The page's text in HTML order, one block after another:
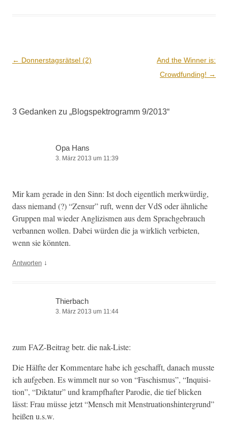
Beitrags-
← Donnerstagsrätsel (2)
And the Winner is:
Crowdfunding! →
3 Gedanken zu „Blogspektrogramm 9/2013“
Opa Hans
3. März 2013 um 11:39
Mir kam ger­ade in den Sinn: Ist doch eigentlich merk­würdig,
dass nie­mand (?) “Zen­sur” ruft, wenn der VdS oder ähn­liche
Grup­pen mal wieder Anglizis­men aus dem Sprachge­brauch
ver­ban­nen wollen. Dabei wür­den die ja wirk­lich ver­bi­eten,
wenn sie könnten.
Antworten ↓
Thierbach
3. März 2013 um 11:44
zum FAZ-Beitrag betr. die nak-Liste:
Die Hälfte der Kom­mentare habe ich geschafft, danach musste
ich aufgeben. Es wim­melt nur so von “Faschis­mus”, “Inqui­si­
tion”, “Dik­tatur” und krampfhafter Par­o­die, die tief blick­en
lässt: Frau müsse jet­zt “Men­sch mit Men­stru­a­tion­sh­in­ter­grund”
heißen u.s.w.